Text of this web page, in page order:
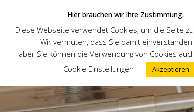
Hier brauchen wir Ihre Zustimmung.
Diese Webseite verwendet Cookies, um die Seite
Wir vermuten, dass Sie damit einverstanden
aber Sie können die Verwendung von Cookies
Cookie Einstellungen
Akzeptieren